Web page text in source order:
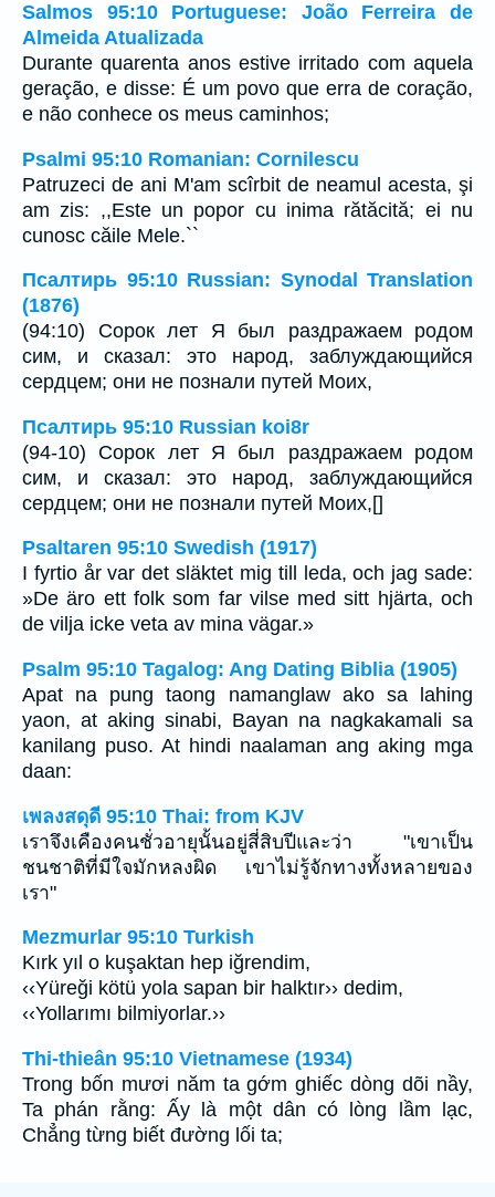
Salmos 95:10 Portuguese: João Ferreira de
Almeida Atualizada
Durante quarenta anos estive irritado com aquela
geração, e disse: É um povo que erra de coração,
e não conhece os meus caminhos;
Psalmi 95:10 Romanian: Cornilescu
Patruzeci de ani M'am scîrbit de neamul acesta, şi
am zis: ,,Este un popor cu inima rătăcită; ei nu
cunosc căile Mele.``
Псалтирь 95:10 Russian: Synodal Translation
(1876)
(94:10) Сорок лет Я был раздражаем родом
сим, и сказал: это народ, заблуждающийся
сердцем; они не познали путей Моих,
Псалтирь 95:10 Russian koi8r
(94-10) Сорок лет Я был раздражаем родом
сим, и сказал: это народ, заблуждающийся
сердцем; они не познали путей Моих,[]
Psaltaren 95:10 Swedish (1917)
I fyrtio år var det släktet mig till leda, och jag sade:
»De äro ett folk som far vilse med sitt hjärta, och
de vilja icke veta av mina vägar.»
Psalm 95:10 Tagalog: Ang Dating Biblia (1905)
Apat na pung taong namanglaw ako sa lahing
yaon, at aking sinabi, Bayan na nagkakamali sa
kanilang puso. At hindi naalaman ang aking mga
daan:
เพลงสดุดี 95:10 Thai: from KJV
เราจึงเคืองคนชั่วอายุนั้นอยู่สี่สิบปีและว่า "เขาเป็น
ชนชาติที่มีใจมักหลงผิด เขาไม่รู้จักทางทั้งหลายของ
เรา"
Mezmurlar 95:10 Turkish
Kırk yıl o kuşaktan hep iğrendim,
‹‹Yüreği kötü yola sapan bir halktır›› dedim,
‹‹Yollarımı bilmiyorlar.››
Thi-thieân 95:10 Vietnamese (1934)
Trong bốn mươi năm ta gớm ghiếc dòng dõi nầy,
Ta phán rằng: Ấy là một dân có lòng lầm lạc,
Chẳng từng biết đường lối ta;